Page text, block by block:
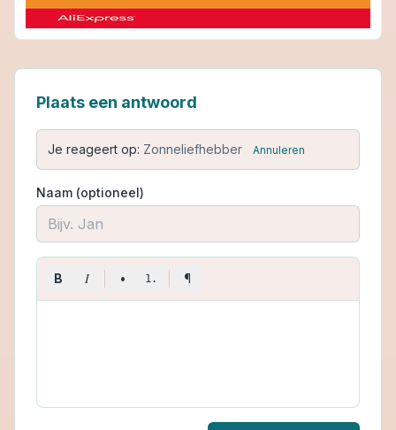
Plaats een antwoord
Je reageert op: Zonneliefhebber Annuleren
Naam (optioneel)
B I • 1. ¶